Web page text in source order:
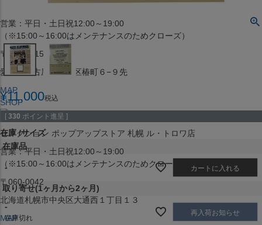
セレクション名古屋エスカ地下街店
営業：平日・土日祝12:00～19:00
（※15:00～16:00はメンテナンスのためクローズ）
〒453-0015
愛知県名古屋市中村区椿町６−９先
MAP
SHOP
セレクション ポップアップストア 札幌 ル・トロワ店
営業：平日・土日祝12:00～19:00
（※15:00～16:00はメンテナンスのためクローズ）
〒060-0042
北海道札幌市中央区大通西１丁目１３
MAP
¥11,000税込
[ 330 ポイント進呈 ]
在庫 サイズ
在庫品
- カートに入れる
取り寄せ(1ヶ月から2ヶ月)
-
在庫切れ
再入荷お知らせ